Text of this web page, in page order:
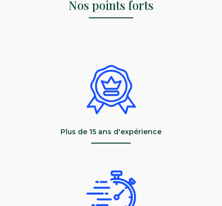
Nos points forts
Plus de 15 ans d'expérience